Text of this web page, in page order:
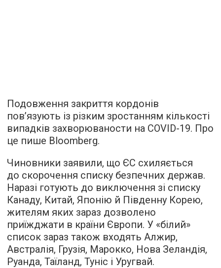
Подовження закриття кордонів
пов’язують із різким зростанням кількості
випадків захворюваности на COVID-19. Про
це пише Bloomberg.
Чиновники заявили, що ЄС схиляється
до скорочення списку безпечних держав.
Наразі готують до виключення зі списку
Канаду, Китай, Японію й Південну Корею,
жителям яких зараз дозволено
приїжджати в країни Європи. У «білий»
список зараз також входять Алжир,
Австралія, Грузія, Марокко, Нова Зеландія,
Руанда, Таїланд, Туніс і Уругвай.